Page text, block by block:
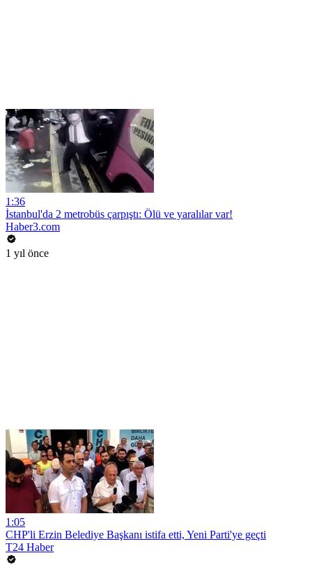
1:36
İstanbul'da 2 metrobüs çarpıştı: Ölü ve yaralılar var!
Haber3.com
1 yıl önce
1:05
CHP'li Erzin Belediye Başkanı istifa etti, Yeni Parti'ye geçti
T24 Haber